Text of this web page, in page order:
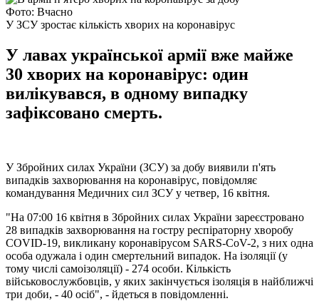
Фото: Вчасно
У ЗСУ зростає кількість хворих на коронавірус
У лавах української армії вже майже
30 хворих на коронавірус: один
вилікувався, в одному випадку
зафіксовано смерть.
У Збройних силах України (ЗСУ) за добу виявили п'ять
випадків захворювання на коронавірус, повідомляє
командування Медичних сил ЗСУ у четвер, 16 квітня.
"На 07:00 16 квітня в Збройних силах України зареєстровано
28 випадків захворювання на гостру респіраторну хворобу
COVID-19, викликану коронавірусом SARS-CoV-2, з них одна
особа одужала і один смертельний випадок. На ізоляції (у
тому числі самоізоляції) - 274 особи. Кількість
військовослужбовців, у яких закінчується ізоляція в найближчі
три доби, - 40 осіб", - йдеться в повідомленні.